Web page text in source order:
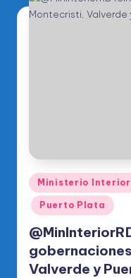
Publicado
en
Ministerio
Puerto Plata
Valverde y